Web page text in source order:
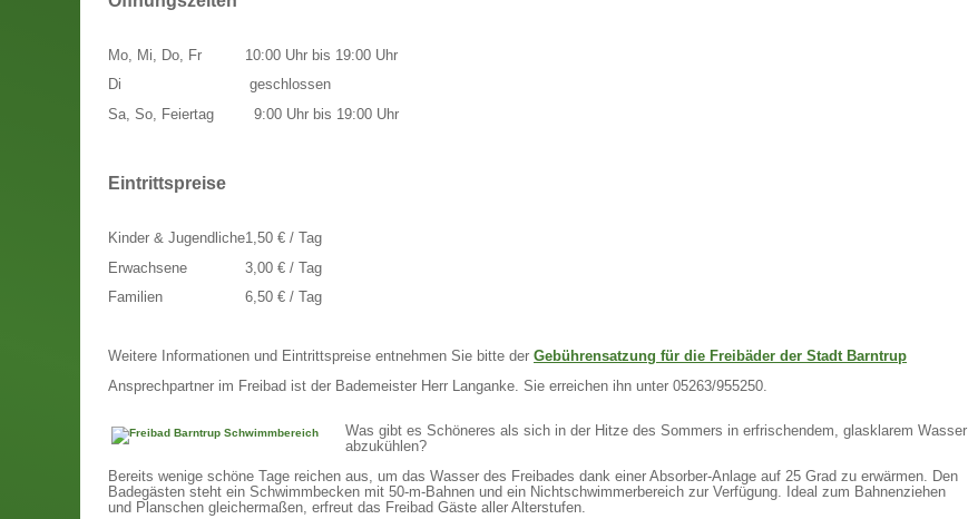
Mo, Mi, Do, Fr
Di
Sa, So, Feiertag
10:00 Uhr bis 19:00 Uhr
geschlossen
9:00 Uhr bis 19:00 Uhr
Eintrittspreise
Kinder & Jugendliche
Erwachsene
Familien
1,50 € / Tag
3,00 € / Tag
6,50 € / Tag
Weitere Informationen und Eintrittspreise entnehmen Sie bitte der Gebührensatzung für die Freibäder der Stadt Barntrup
Ansprechpartner im Freibad ist der Bademeister Herr Langanke. Sie erreichen ihn unter 05263/955250.
Was gibt es Schöneres als sich in der Hitze des Sommers in erfrischendem, glasklarem Wasser
abzukühlen?
Bereits wenige schöne Tage reichen aus, um das Wasser des Freibades dank einer Absorber-Anlage auf 25 Grad zu erwärmen. Den
Badegästen steht ein Schwimmbecken mit 50-m-Bahnen und ein Nichtschwimmerbereich zur Verfügung. Ideal zum Bahnenziehen
und Planschen gleichermaßen, erfreut das Freibad Gäste aller Alterstufen.